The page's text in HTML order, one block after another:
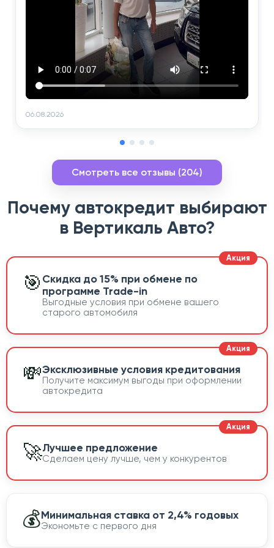
06.08.2026
Смотреть все отзывы (204)
Почему автокредит выбирают
в Вертикаль Авто?
🎯 Скидка до 15% при обмене по
программе Trade-in
Выгодные условия при обмене вашего
старого автомобиля
💸Эксклюзивные условия кредитования
Получите максимум выгоды при оформлении
автокредита
🚀Лучшее предложение
Сделаем цену лучше, чем у конкурентов
💰Минимальная ставка от 2,4% годовых
Экономьте с первого дня